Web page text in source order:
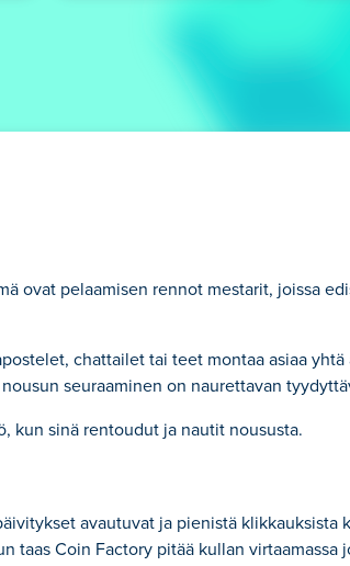
ovat pelaamisen rennot mestarit, joissa
chattailet tai teet montaa asiaa yhtä
seuraaminen on naurettavan
kun sinä rentoudut ja nautit noususta.
avautuvat ja pienistä klikkauksista
taas Coin Factory pitää kullan virtaamassa